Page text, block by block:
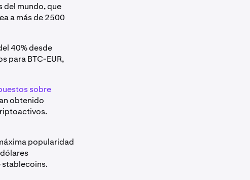
del mundo, que
a más de 2500
40% desde
para BTC-EUR,
sobre
obtenido
popularidad
stablecoins.